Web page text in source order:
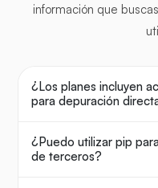
información que
¿Los planes incluyen
para depuración
¿Puedo utilizar pip
de terceros?